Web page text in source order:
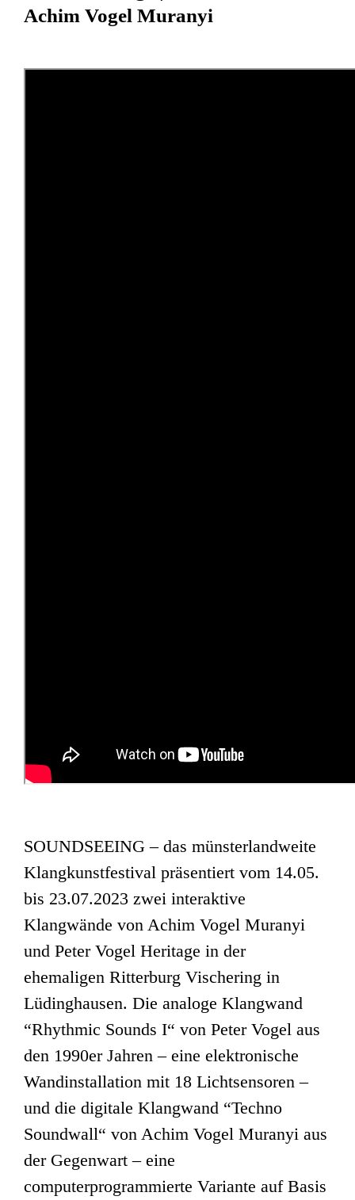
Achim Vogel Muranyi
SOUNDSEEING – das münsterlandweite
Klangkunstfestival präsentiert vom 14.05.
bis 23.07.2023 zwei interaktive
Klangwände von Achim Vogel Muranyi
und Peter Vogel Heritage in der
ehemaligen Ritterburg Vischering in
Lüdinghausen. Die analoge Klangwand
“Rhythmic Sounds I“ von Peter Vogel aus
den 1990er Jahren – eine elektronische
Wandinstallation mit 18 Lichtsensoren –
und die digitale Klangwand “Techno
Soundwall“ von Achim Vogel Muranyi aus
der Gegenwart – eine
computerprogrammierte Variante auf Basis